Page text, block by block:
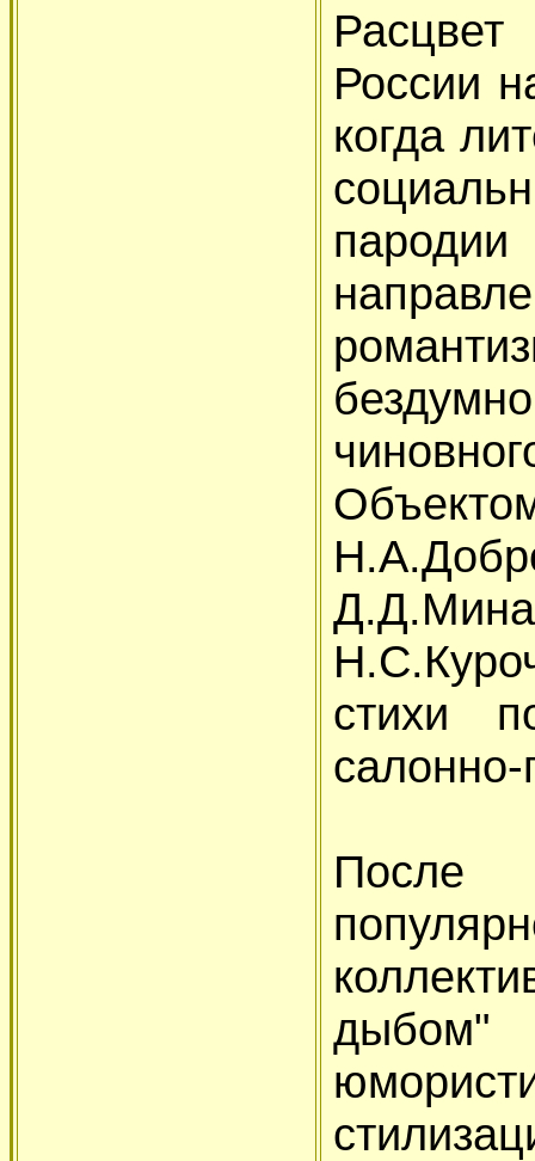
России
когда
стихи
салонно-